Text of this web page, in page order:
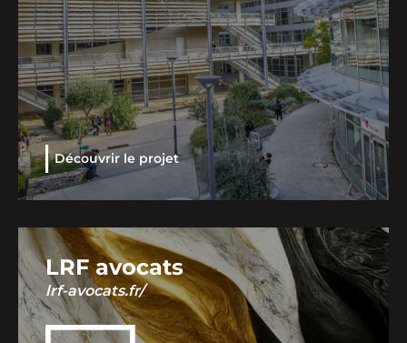
Découvrir le projet
LRF avocats
lrf-avocats.fr/